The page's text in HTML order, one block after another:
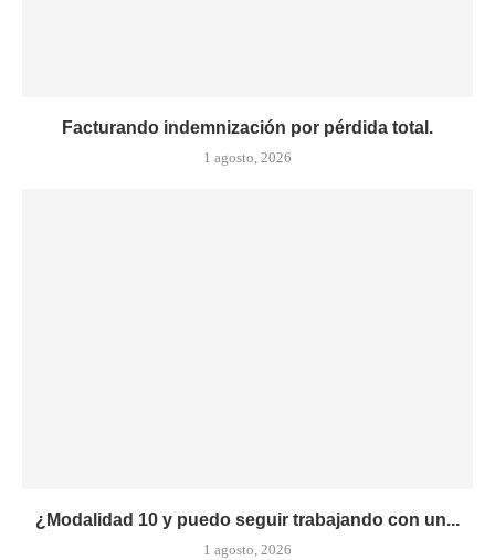
Facturando indemnización por pérdida total.
1 agosto, 2026
¿Modalidad 10 y puedo seguir trabajando con un...
1 agosto, 2026